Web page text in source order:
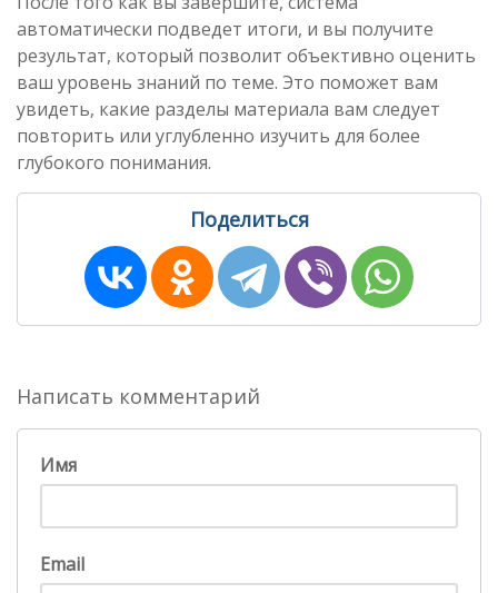
автоматически подведет итоги, и вы получите
результат, который позволит объективно оценить
ваш уровень знаний по теме. Это поможет вам
увидеть, какие разделы материала вам следует
повторить или углубленно изучить для более
глубокого понимания.
Поделиться
Написать комментарий
Имя
Email